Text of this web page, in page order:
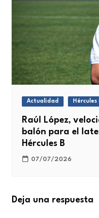
Actualidad Hércules
Raúl López,
balón para el
Hércules B
07/07/2026
Deja una respuesta